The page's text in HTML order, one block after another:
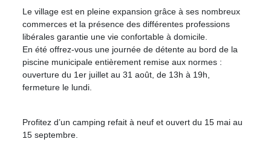
Le village est en pleine expansion grâce à ses nombreux
commerces et la présence des différentes professions
libérales garantie une vie confortable à domicile.
En été offrez-vous une journée de détente au bord de la
piscine municipale entièrement remise aux normes :
ouverture du 1er juillet au 31 août, de 13h à 19h,
fermeture le lundi.
Profitez d’un camping refait à neuf et ouvert du 15 mai au
15 septembre.